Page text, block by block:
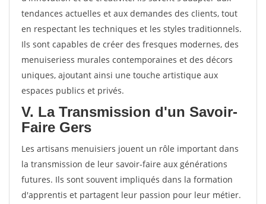
tendances actuelles et aux demandes des clients, tout
en respectant les techniques et les styles traditionnels.
Ils sont capables de créer des fresques modernes, des
menuiseriess murales contemporaines et des décors
uniques, ajoutant ainsi une touche artistique aux
espaces publics et privés.
V. La Transmission d'un Savoir-
Faire Gers
Les artisans menuisiers jouent un rôle important dans
la transmission de leur savoir-faire aux générations
futures. Ils sont souvent impliqués dans la formation
d'apprentis et partagent leur passion pour leur métier.